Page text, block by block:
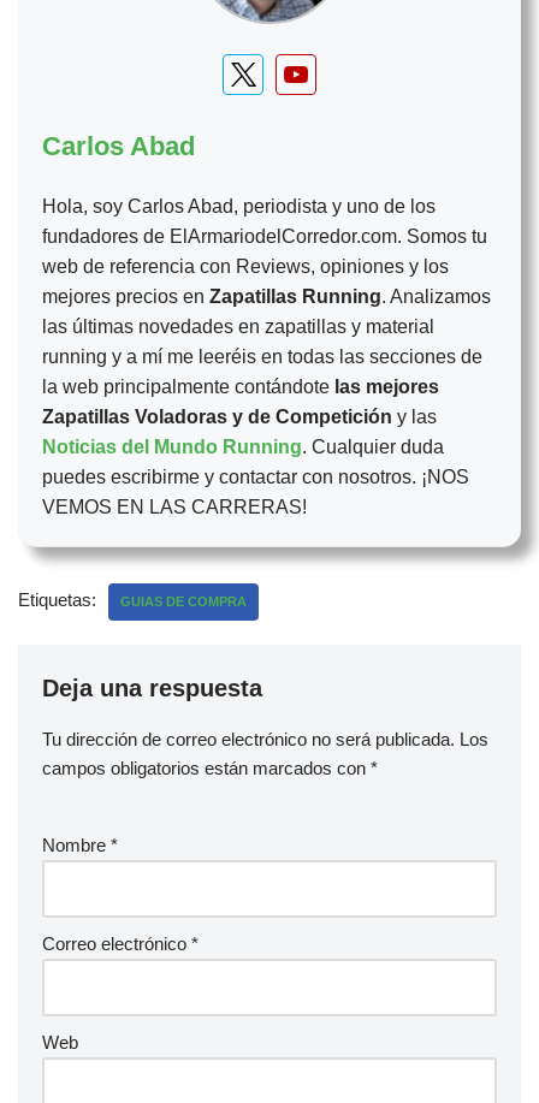
Carlos Abad
Hola, soy Carlos Abad, periodista y uno de los
fundadores de ElArmariodelCorredor.com. Somos tu
web de referencia con Reviews, opiniones y los
mejores precios en Zapatillas Running. Analizamos
las últimas novedades en zapatillas y material
running y a mí me leeréis en todas las secciones de
la web principalmente contándote las mejores
Zapatillas Voladoras y de Competición y las
Noticias del Mundo Running. Cualquier duda
puedes escribirme y contactar con nosotros. ¡NOS
VEMOS EN LAS CARRERAS!
Etiquetas: GUIAS DE COMPRA
Deja una respuesta
Tu dirección de correo electrónico no será publicada. Los
campos obligatorios están marcados con *
Nombre *
Correo electrónico *
Web